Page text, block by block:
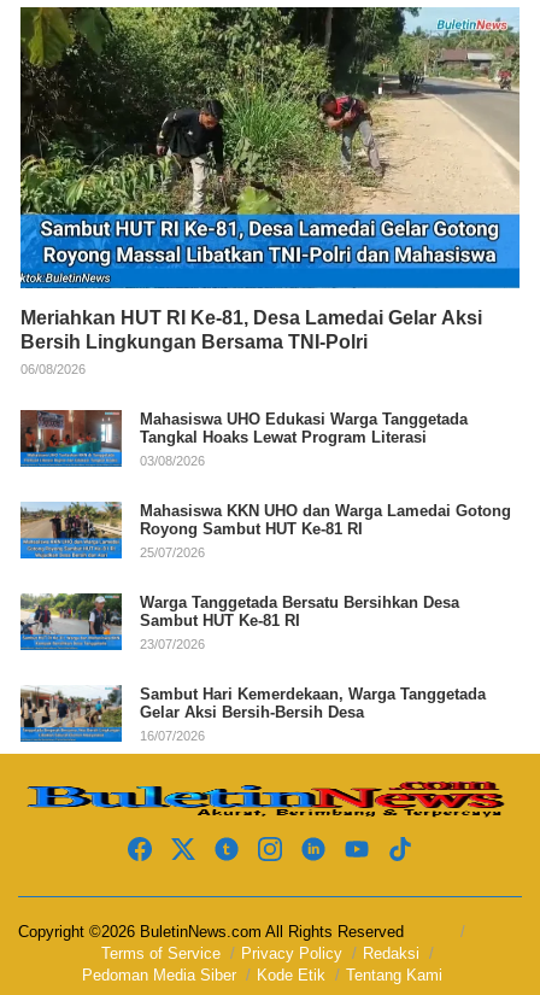
Meriahkan HUT RI Ke-81, Desa Lamedai Gelar Aksi
Bersih Lingkungan Bersama TNI-Polri
06/08/2026
Mahasiswa UHO Edukasi Warga Tanggetada
Tangkal Hoaks Lewat Program Literasi
03/08/2026
Mahasiswa KKN UHO dan Warga Lamedai Gotong
Royong Sambut HUT Ke-81 RI
25/07/2026
Warga Tanggetada Bersatu Bersihkan Desa
Sambut HUT Ke-81 RI
23/07/2026
Sambut Hari Kemerdekaan, Warga Tanggetada
Gelar Aksi Bersih-Bersih Desa
16/07/2026
Copyright ©2026 BuletinNews.com All Rights Reserved
Terms of Service
Privacy Policy
Redaksi
Pedoman Media Siber
Kode Etik Tentang Kami